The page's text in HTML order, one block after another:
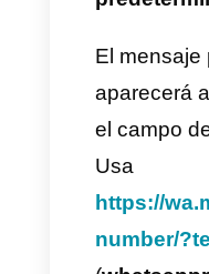
para
crear